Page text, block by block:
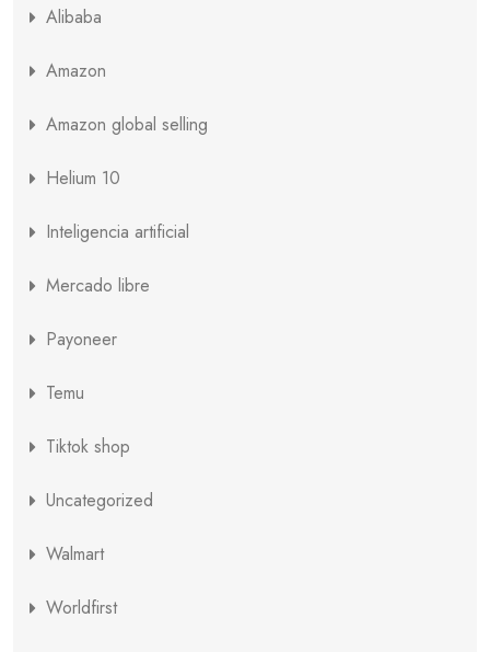
Alibaba
Amazon
Amazon global selling
Helium 10
Inteligencia artificial
Mercado libre
Payoneer
Temu
Tiktok shop
Uncategorized
Walmart
Worldfirst